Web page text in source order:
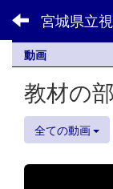
宮城県立
動画
教材の
全ての動画